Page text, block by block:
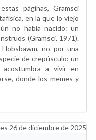
páginas, Gramsci
en la que lo viejo
no había nacido: un
(Gramsci, 1971).
no por una
de crepúsculo: un
a vivir en
donde los memes y
26 de diciembre de 2025